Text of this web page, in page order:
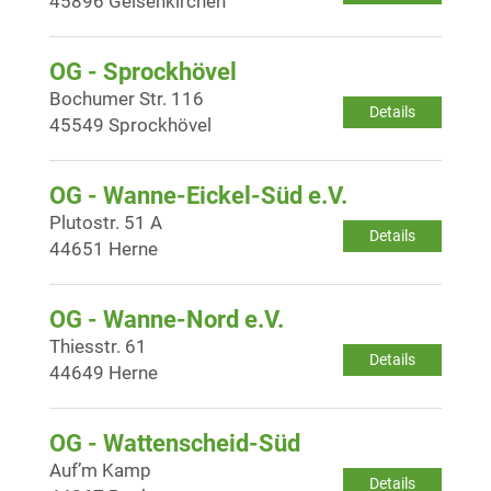
OG - Sprockhövel
Details
Bochumer Str. 116
45549 Sprockhövel
OG - Wanne-Eickel-Süd e.V.
Details
Plutostr. 51 A
44651 Herne
OG - Wanne-Nord e.V.
Details
Thiesstr. 61
44649 Herne
OG - Wattenscheid-Süd
Details
Auf’m Kamp